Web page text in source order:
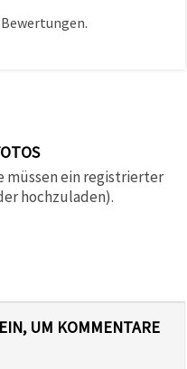
Bewertungen.
müssen ein registrierter
hochzuladen).
UM KOMMENTARE